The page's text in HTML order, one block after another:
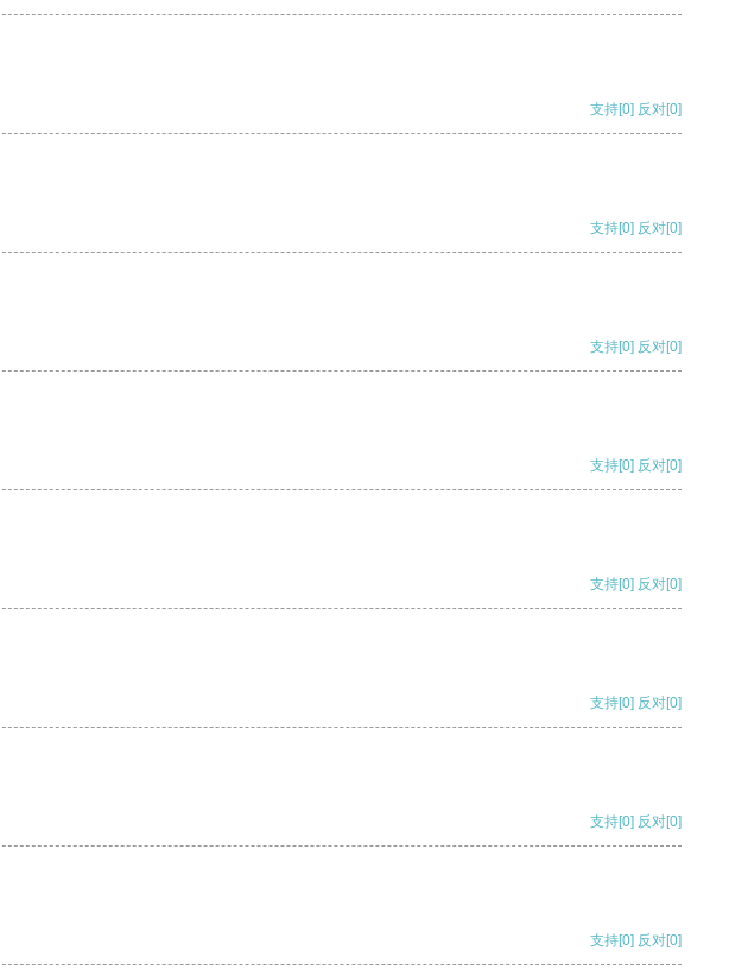
支持[0] 反对[0]
支持[0] 反对[0]
支持[0] 反对[0]
支持[0] 反对[0]
支持[0] 反对[0]
支持[0] 反对[0]
支持[0] 反对[0]
支持[0] 反对[0]